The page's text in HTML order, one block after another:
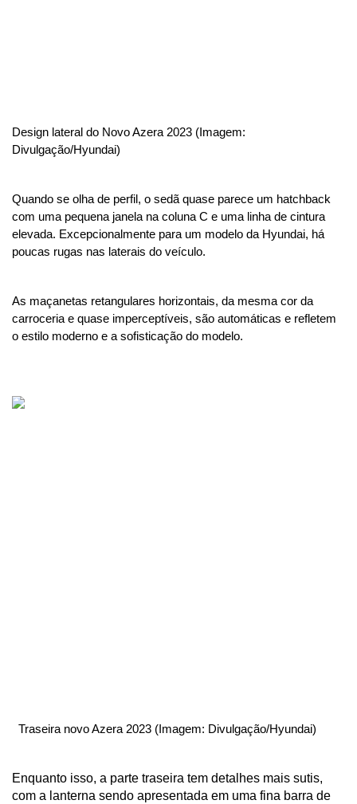
Design lateral do Novo Azera 2023 (Imagem:
Divulgação/Hyundai)
Quando se olha de perfil, o sedã quase parece um hatchback
com uma pequena janela na coluna C e uma linha de cintura
elevada. Excepcionalmente para um modelo da Hyundai, há
poucas rugas nas laterais do veículo.
As maçanetas retangulares horizontais, da mesma cor da
carroceria e quase imperceptíveis, são automáticas e refletem
o estilo moderno e a sofisticação do modelo.
Traseira novo Azera 2023 (Imagem: Divulgação/Hyundai)
Enquanto isso, a parte traseira tem detalhes mais sutis,
com a lanterna sendo apresentada em uma fina barra de